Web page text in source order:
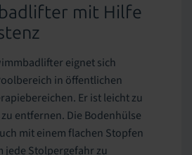
mit Hilfe
eignet sich
in öffentlichen
Er ist leicht zu
entfernen. Die Bodenhülse
mit einem flachen Stopfen
jede Stolpergefahr zu